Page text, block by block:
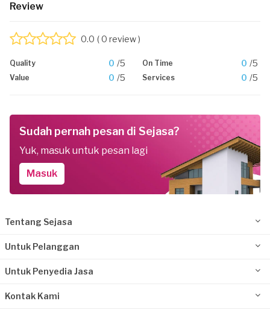
Review
0.0 ( 0 review )
Quality 0 /5 On Time 0 /5
Value 0 /5 Services 0 /5
Sudah pernah pesan di Sejasa?
Yuk, masuk untuk pesan lagi
Masuk
Tentang Sejasa
Untuk Pelanggan
Untuk Penyedia Jasa
Kontak Kami